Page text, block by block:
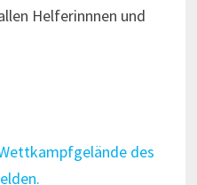
Helferinnnen und